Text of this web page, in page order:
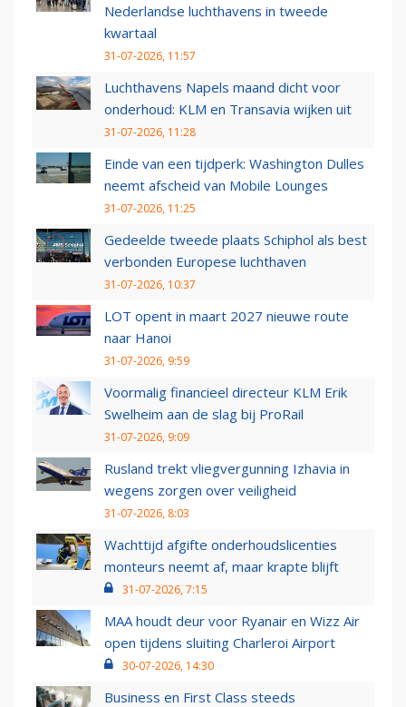
Nederlandse luchthavens in tweede
kwartaal
31-07-2026, 11:57
Luchthavens Napels maand dicht voor
onderhoud: KLM en Transavia wijken uit
31-07-2026, 11:28
Einde van een tijdperk: Washington Dulles
neemt afscheid van Mobile Lounges
31-07-2026, 11:25
Gedeelde tweede plaats Schiphol als best
verbonden Europese luchthaven
31-07-2026, 10:37
LOT opent in maart 2027 nieuwe route
naar Hanoi
31-07-2026, 9:59
Voormalig financieel directeur KLM Erik
Swelheim aan de slag bij ProRail
31-07-2026, 9:09
Rusland trekt vliegvergunning Izhavia in
wegens zorgen over veiligheid
31-07-2026, 8:03
Wachttijd afgifte onderhoudslicenties
monteurs neemt af, maar krapte blijft
31-07-2026, 7:15
MAA houdt deur voor Ryanair en Wizz Air
open tijdens sluiting Charleroi Airport
30-07-2026, 14:30
Business en First Class steeds